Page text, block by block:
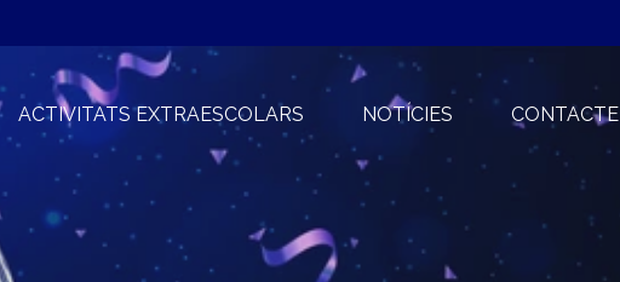
ACTIVITATS EXTRAESCOLARS NOTÍCIES CONTACTE